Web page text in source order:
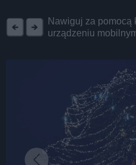
Nawiguj za pomocą
urządzeniu